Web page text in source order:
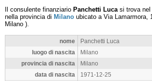
Il consulente finanziario Panchetti Lucasi trova nel
nella provincia di Milano ubicato a Via Lamarmora,
Milano ).
nome
Panchetti Luca
luogo di nascita
Milano
provincia di nascita
Milano
data di nascita
1971-12-25